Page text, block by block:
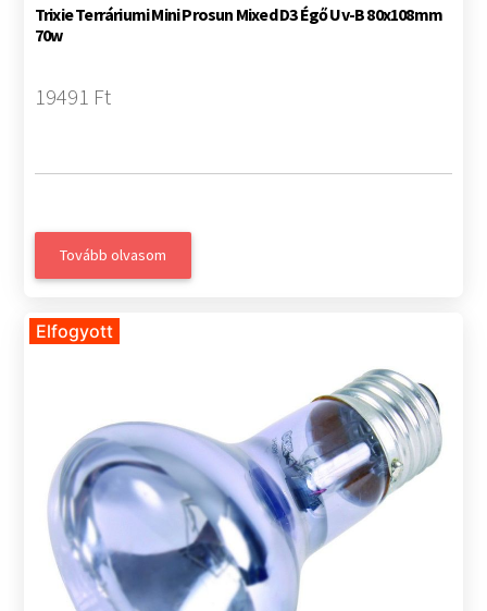
Trixie Terráriumi Mini Prosun Mixed D3 Égő Uv-B 80x108mm
70w
19491 Ft
Tovább olvasom
Elfogyott